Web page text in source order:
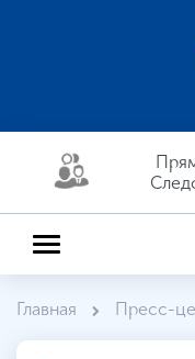
Главная Пресс-